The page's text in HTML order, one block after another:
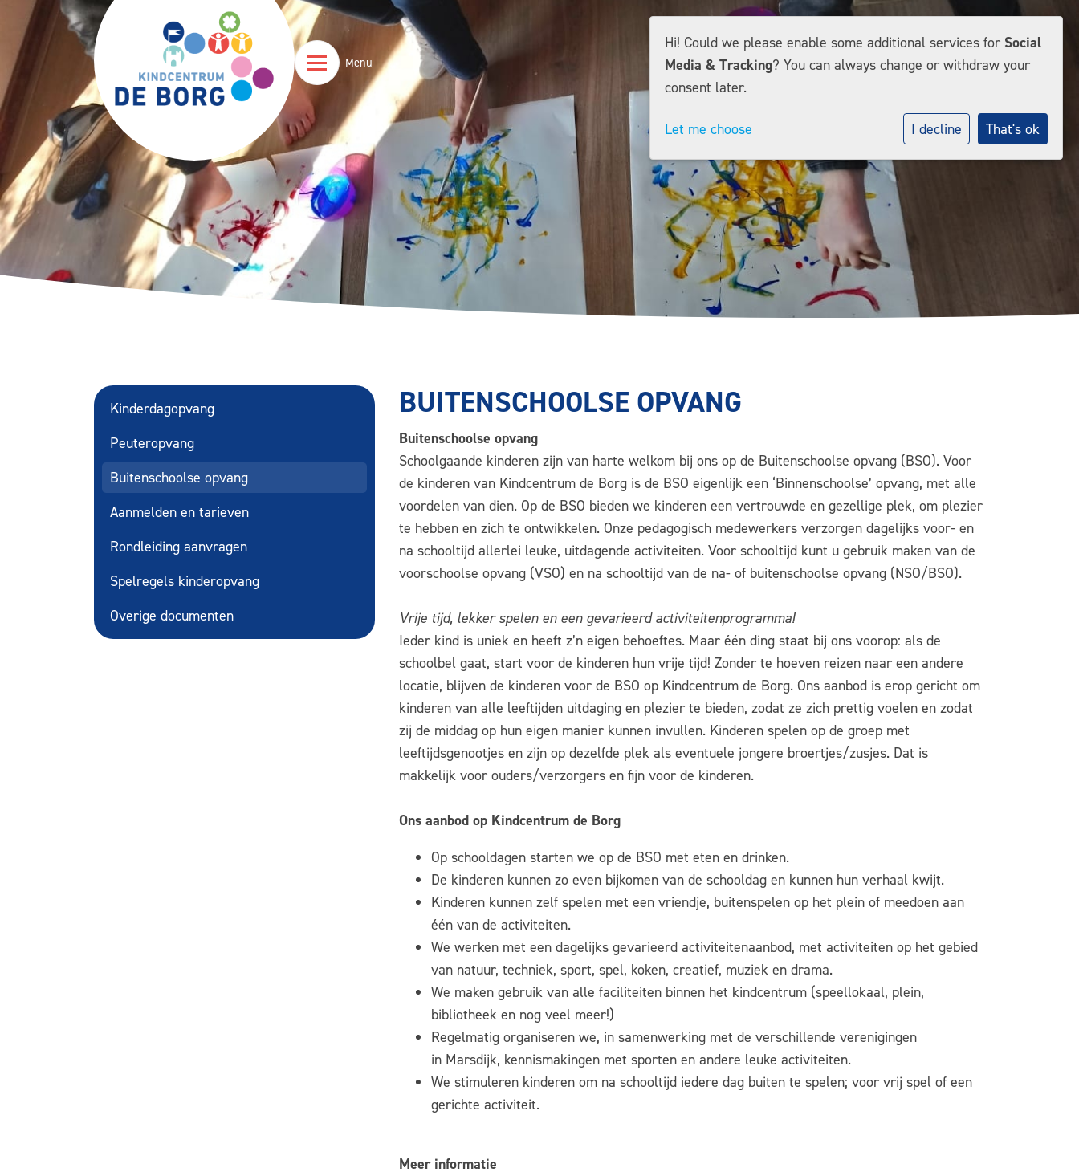
Kinderdagopvang
Peuteropvang
Buitenschoolse opvang
Aanmelden en tarieven
Rondleiding aanvragen
Spelregels kinderopvang
Overige documenten
BUITENSCHOOLSE OPVANG
Buitenschoolse opvang
Schoolgaande kinderen zijn van harte welkom bij ons op de Buitenschoolse opvang (BSO). Voor
de kinderen van Kindcentrum de Borg is de BSO eigenlijk een ‘Binnenschoolse’ opvang, met alle
voordelen van dien. Op de BSO bieden we kinderen een vertrouwde en gezellige plek, om plezier
te hebben en zich te ontwikkelen. Onze pedagogisch medewerkers verzorgen dagelijks voor- en
na schooltijd allerlei leuke, uitdagende activiteiten. Voor schooltijd kunt u gebruik maken van de
voorschoolse opvang (VSO) en na schooltijd van de na- of buitenschoolse opvang (NSO/BSO).
Vrije tijd, lekker spelen en een gevarieerd activiteitenprogramma!
Ieder kind is uniek en heeft z’n eigen behoeftes. Maar één ding staat bij ons voorop: als de
schoolbel gaat, start voor de kinderen hun vrije tijd! Zonder te hoeven reizen naar een andere
locatie, blijven de kinderen voor de BSO op Kindcentrum de Borg. Ons aanbod is erop gericht om
kinderen van alle leeftijden uitdaging en plezier te bieden, zodat ze zich prettig voelen en zodat
zij de middag op hun eigen manier kunnen invullen. Kinderen spelen op de groep met
leeftijdsgenootjes en zijn op dezelfde plek als eventuele jongere broertjes/zusjes. Dat is
makkelijk voor ouders/verzorgers en fijn voor de kinderen.
Ons aanbod op Kindcentrum de Borg
Op schooldagen starten we op de BSO met eten en drinken.
De kinderen kunnen zo even bijkomen van de schooldag en kunnen hun verhaal kwijt.
Kinderen kunnen zelf spelen met een vriendje, buitenspelen op het plein of meedoen aan
één van de activiteiten.
We werken met een dagelijks gevarieerd activiteitenaanbod, met activiteiten op het gebied
van natuur, techniek, sport, spel, koken, creatief, muziek en drama.
We maken gebruik van alle faciliteiten binnen het kindcentrum (speellokaal, plein,
bibliotheek en nog veel meer!)
Regelmatig organiseren we, in samenwerking met de verschillende verenigingen
in Marsdijk, kennismakingen met sporten en andere leuke activiteiten.
We stimuleren kinderen om na schooltijd iedere dag buiten te spelen; voor vrij spel of een
gerichte activiteit.
Meer informatie
Hi! Could we please enable some additional services for Social
Media & Tracking? You can always change or withdraw your
consent later.
Let me choose I decline That's ok